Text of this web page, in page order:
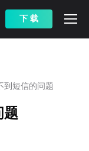
下 载
到短信的问题
题